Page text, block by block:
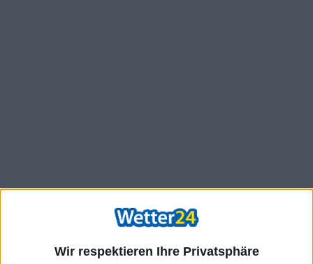
Wir respektieren Ihre Privatsphäre